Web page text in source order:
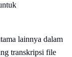
lainnya dalam
transkripsi file